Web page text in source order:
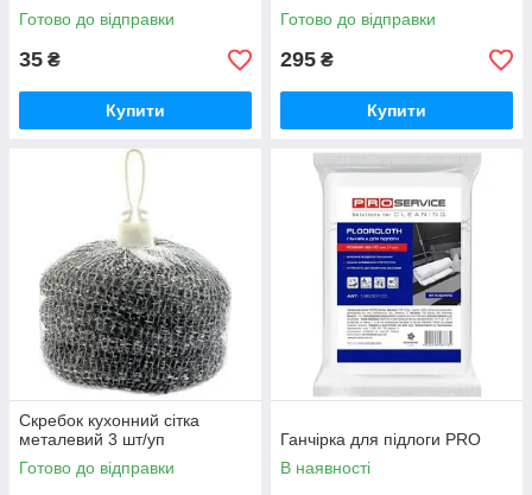
Готово до відправки
35 ₴
Купити
Готово до відправки
295 ₴
Купити
Скребок кухонний сітка
металевий 3 шт/уп
Готово до відправки
Ганчірка для підлоги PRO
В наявності